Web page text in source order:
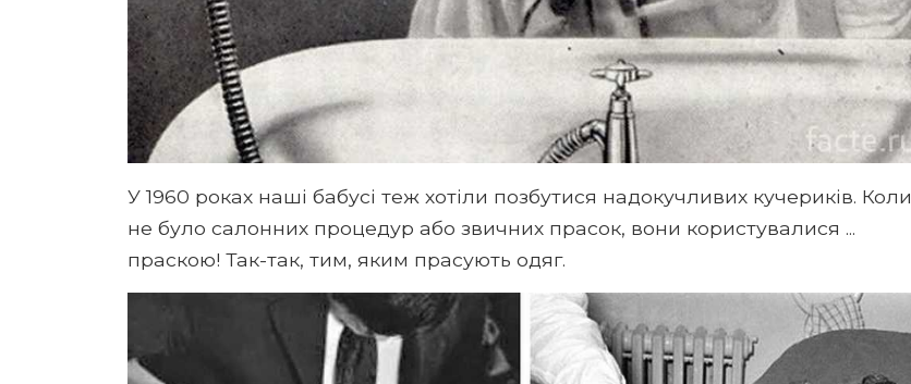
У 1960 роках наші бабусі теж хотіли позбутися надокучливих кучериків. Коли
не було салонних процедур або звичних прасок, вони користувалися ...
праскою! Так-так, тим, яким прасують одяг.